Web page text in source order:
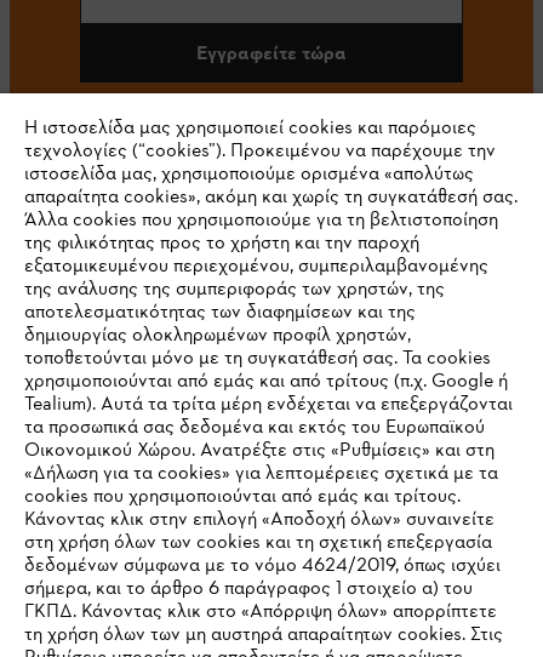
Εγγραφείτε τώρα
#STIHL
Εταιρεία
STIHL Συχνές ερωτήσεις
Service
IHR BROWSER WIRD NICHT
UNTERSTÜTZT
Η ιστοσελίδα μας χρησιμοποιεί cookies και παρόμοιες
τεχνολογίες (“cookies”). Προκειμένου να παρέχουμε την
ιστοσελίδα μας, χρησιμοποιούμε ορισμένα «απολύτως
απαραίτητα cookies», ακόμη και χωρίς τη συγκατάθεσή σας.
Άλλα cookies που χρησιμοποιούμε για τη βελτιστοποίηση
της φιλικότητας προς το χρήστη και την παροχή
εξατομικευμένου περιεχομένου, συμπεριλαμβανομένης
της ανάλυσης της συμπεριφοράς των χρηστών, της
αποτελεσματικότητας των διαφημίσεων και της
δημιουργίας ολοκληρωμένων προφίλ χρηστών,
τοποθετούνται μόνο με τη συγκατάθεσή σας. Τα cookies
χρησιμοποιούνται από εμάς και από τρίτους (π.χ. Google ή
Tealium). Αυτά τα τρίτα μέρη ενδέχεται να επεξεργάζονται
τα προσωπικά σας δεδομένα και εκτός του Ευρωπαϊκού
Οικονομικού Χώρου. Ανατρέξτε στις «Ρυθμίσεις» και στη
«Δήλωση για τα cookies» για λεπτομέρειες σχετικά με τα
cookies που χρησιμοποιούνται από εμάς και τρίτους.
Κάνοντας κλικ στην επιλογή «Αποδοχή όλων» συναινείτε
στη χρήση όλων των cookies και τη σχετική επεξεργασία
δεδομένων σύμφωνα με το νόμο 4624/2019, όπως ισχύει
σήμερα, και το άρθρο 6 παράγραφος 1 στοιχείο α) του
ΓΚΠΔ. Κάνοντας κλικ στο «Απόρριψη όλων» απορρίπτετε
τη χρήση όλων των μη αυστηρά απαραίτητων cookies. Στις